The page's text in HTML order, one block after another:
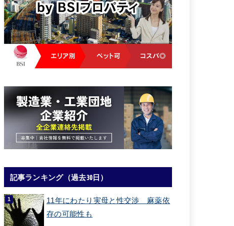
記事ランキング（過去30日）
11年にわたり実母と性交渉 麻薬依
存の可能性も